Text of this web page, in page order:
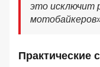
это исключит
Практические